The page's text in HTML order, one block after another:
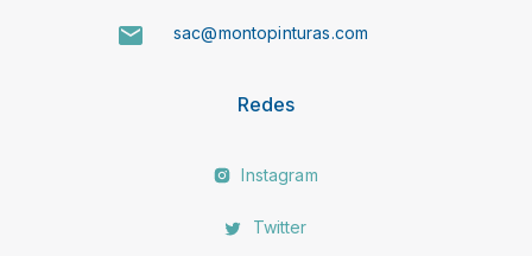
sac@montopinturas.com
Redes
Instagram
Twitter